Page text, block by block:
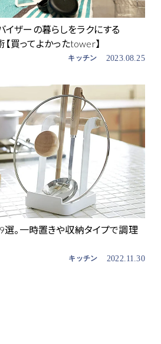
イザーの暮らしをラクにする
【買ってよかったtower】
キッチン 2023.08.25
選。一時置きや収納タイプで調理
キッチン 2022.11.30